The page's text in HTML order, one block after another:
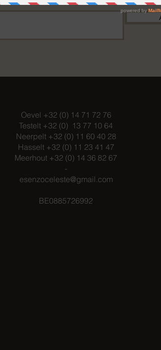
Oevel +32 (0) 14 71 72 76
Testelt +32 (0) 13 77 10 64
Neerpelt +32 (0) 11 60 40 28
Hasselt +32 (0) 11 23 41 47
Meerhout +32 (0) 14 36 82 67
-
esenzoceleste@gmail.com
BE0885726992